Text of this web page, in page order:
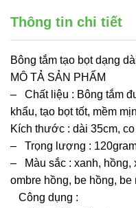
Thông tin chi tiết
Bông tắm tạo bọt dạng
MÔ TẢ SẢN PHẨM
– Chất liệu : Bông tắm
khẩu, tạo bọt tốt, mềm
Kích thước : dài 35cm,
– Trọng lượng :
– Màu sắc : xanh, hồng,
ombre hồng, be hồng, be
Công dụng :